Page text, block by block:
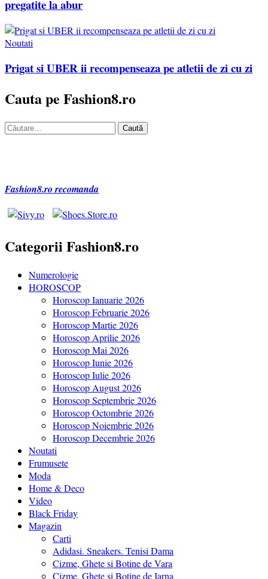
pregatite la abur
Noutati
Prigat si UBER ii recompenseaza pe atletii de zi cu zi
Cauta pe Fashion8.ro
Caută
Fashion8.ro recomanda
Categorii Fashion8.ro
Numerologie
HOROSCOP
Horoscop Ianuarie 2026
Horoscop Februarie 2026
Horoscop Martie 2026
Horoscop Aprilie 2026
Horoscop Mai 2026
Horoscop Iunie 2026
Horoscop Iulie 2026
Horoscop August 2026
Horoscop Septembrie 2026
Horoscop Octombrie 2026
Horoscop Noiembrie 2026
Horoscop Decembrie 2026
Noutati
Frumusete
Moda
Home & Deco
Video
Black Friday
Magazin
Carti
Adidasi. Sneakers. Tenisi Dama
Cizme, Ghete si Botine de Vara
Cizme, Ghete si Botine de Iarna